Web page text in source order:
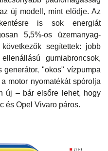
új modell, mint elődje. Az
is sok energiát
5,5%-os üzemanyag-
segítettek: jobb
gumiabroncsok,
generátor, "okos" vízpumpa
motor nyomatékát spórolja
új – bár elsőre lehet, hogy
és Opel Vivaro páros.